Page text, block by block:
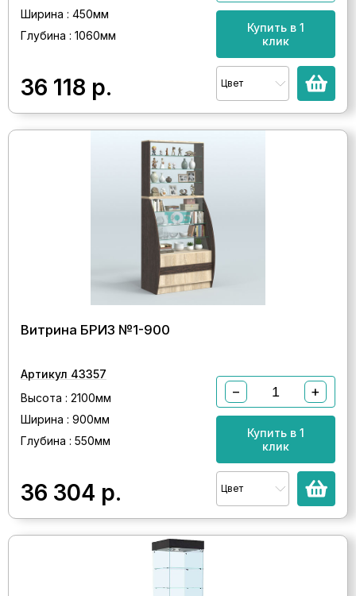
Ширина : 450мм
Глубина : 1060мм
36 118 р.
Купить в 1
клик
Цвет
Витрина БРИЗ №1-900
Артикул 43357
Высота : 2100мм
Ширина : 900мм
Глубина : 550мм
36 304 р.
− +
Купить в 1
клик
Цвет